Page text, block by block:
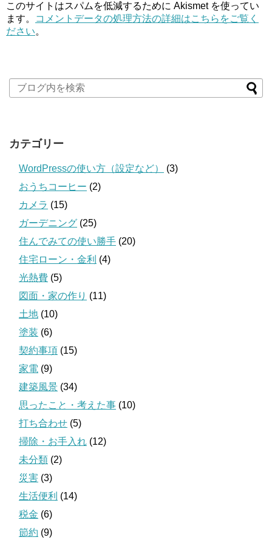
このサイトはスパムを低減するために Akismet を使ってい
ます。
コメントデータの処理方法の詳細はこちらをご覧く
ださい。
カテゴリー
WordPressの使い方（設定など）
(3)
おうちコーヒー (2)
カメラ (15)
ガーデニング (25)
住んでみての使い勝手 (20)
住宅ローン・金利 (4)
光熱費 (5)
図面・家の作り (11)
土地 (10)
塗装 (6)
契約事項 (15)
家電 (9)
建築風景 (34)
思ったこと・考えた事 (10)
打ち合わせ (5)
掃除・お手入れ (12)
未分類 (2)
災害 (3)
生活便利 (14)
税金 (6)
節約 (9)